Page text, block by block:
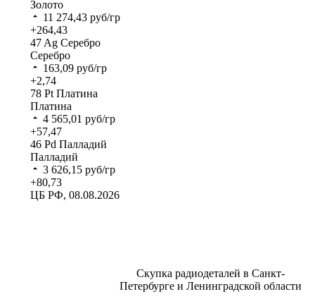
Золото
11 274,43 руб/гр
+264,43
47Ag Серебро
Серебро
163,09 руб/гр
+2,74
78 Pt Платина
Платина
4 565,01 руб/гр
+57,47
46 Pd Палладий
Палладий
3 626,15 руб/гр
+80,73
ЦБ РФ, 08.08.2026
Скупка радиодеталей в Санкт-
Петербурге и Ленинградской области